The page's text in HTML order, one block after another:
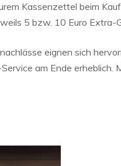
Kassenzettel beim
5 bzw. 10 Euro
eignen sich
am Ende erheblich.